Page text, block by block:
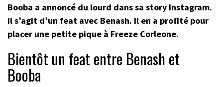
Booba a annoncé du lourd dans sa story Instagram.
Il s’agit d’un feat avec Benash. Il en a profité pour
placer une petite pique à Freeze Corleone.
Bientôt un feat entre Benash et
Booba